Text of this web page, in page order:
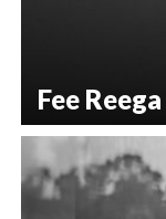
Fee Reega